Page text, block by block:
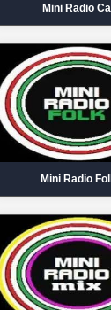
Mini Radio
Mini Radio